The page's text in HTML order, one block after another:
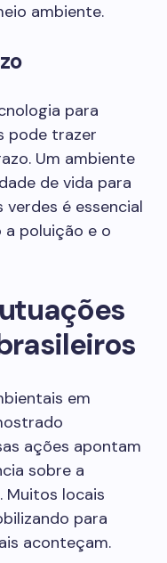
ambiente.
para
pode trazer
Um ambiente
de vida para
é essencial
poluição e o
em
ações apontam
sobre a
Muitos locais
para
aconteçam.